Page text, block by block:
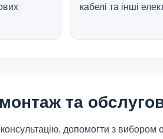
кабелі та інші
та
консультацію, допомогти з